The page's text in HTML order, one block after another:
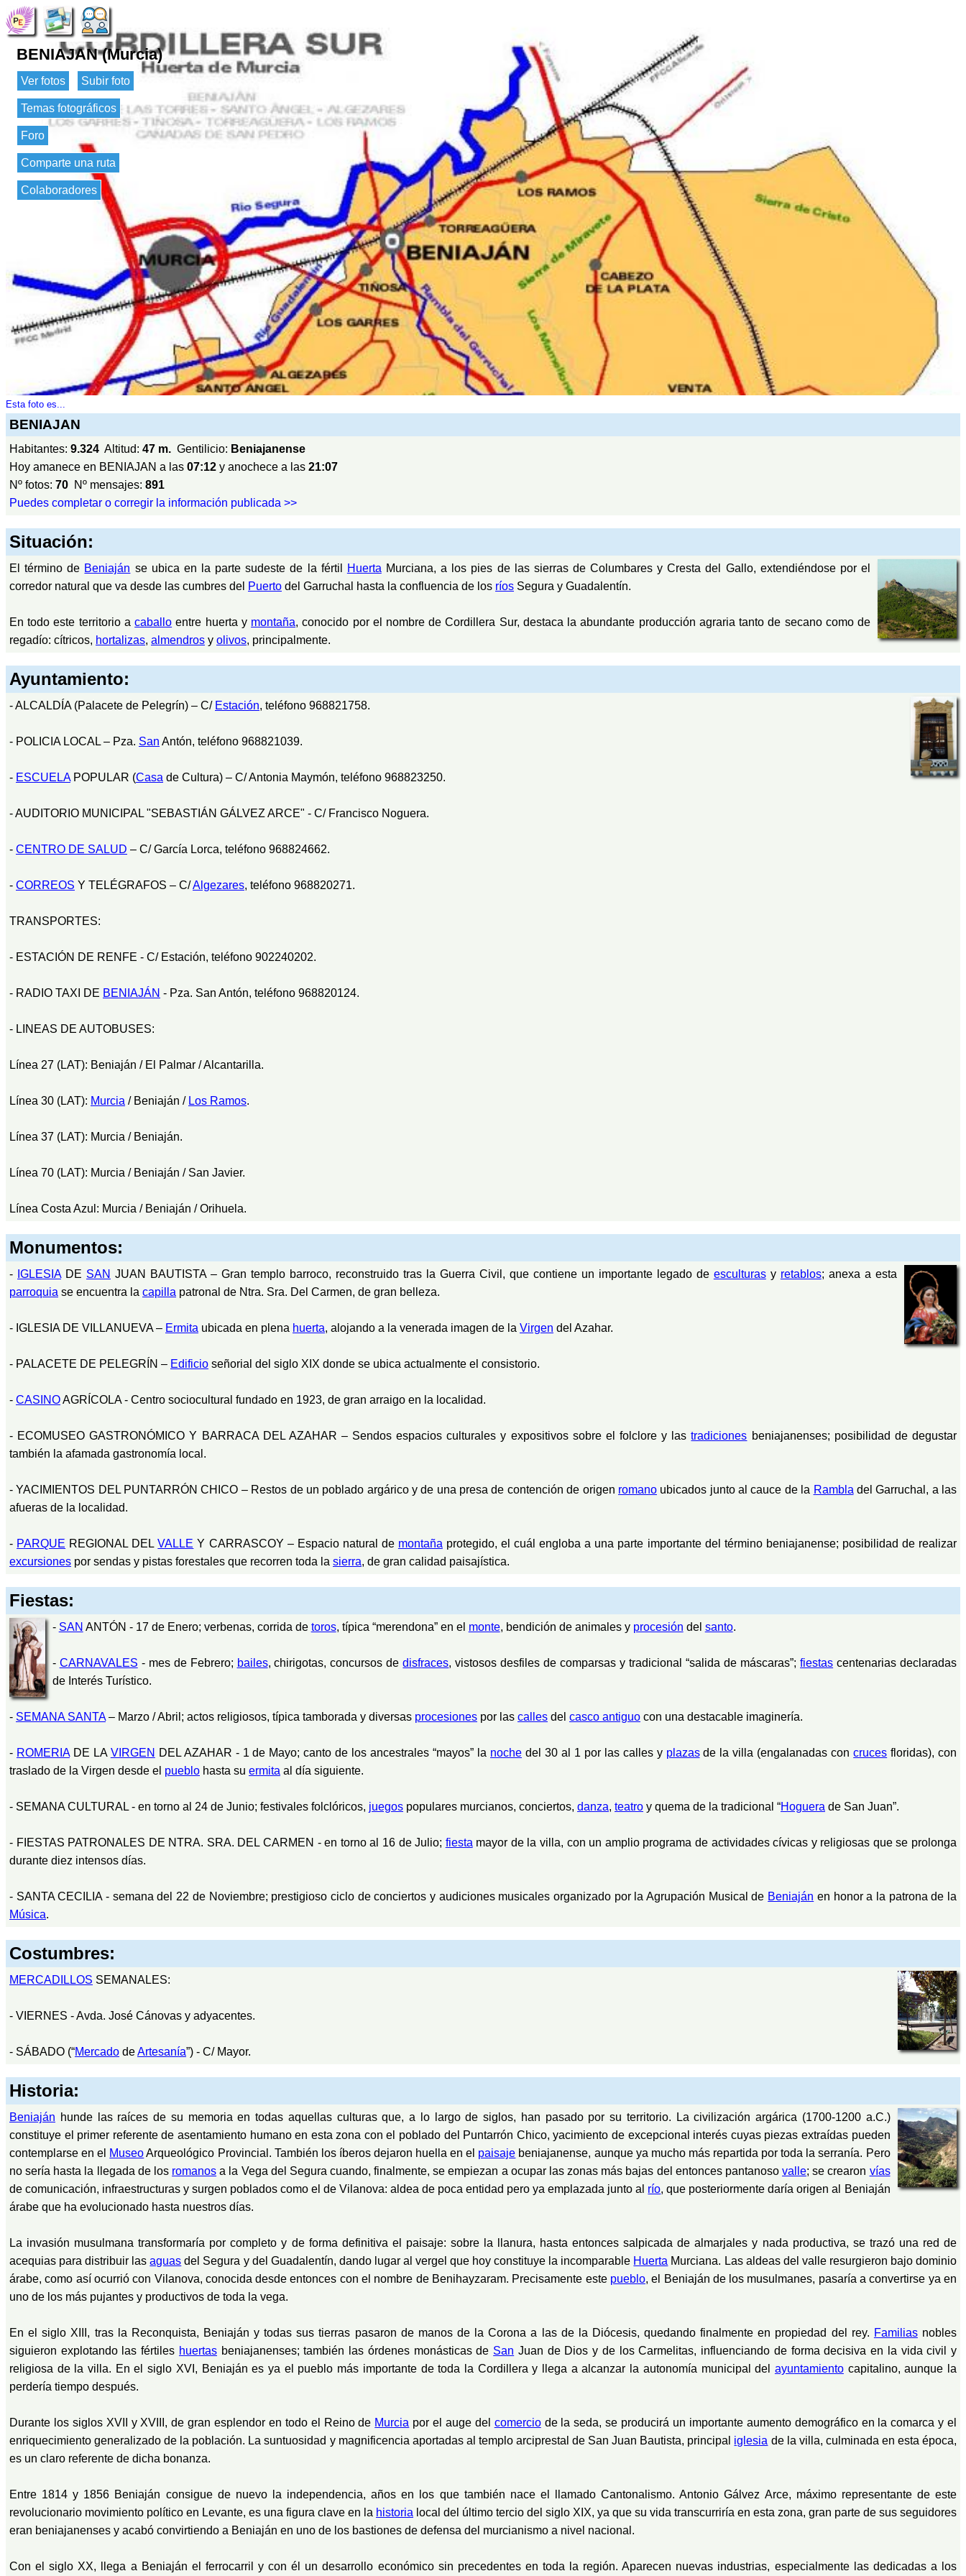
BENIAJAN (Murcia)
Ver fotos Subir foto
Temas fotográficos
Foro
Comparte una ruta
Colaboradores
Esta foto es...
BENIAJAN
Habitantes: 9.324 Altitud: 47 m. Gentilicio: Beniajanense
Hoy amanece en BENIAJAN a las 07:12 y anochece a las 21:07
Nº fotos: 70 Nº mensajes: 891
Puedes completar o corregir la información publicada >>
Situación:
El término de Beniaján se ubica en la parte sudeste de la fértil Huerta Murciana, a los pies de las sierras de Columbares y Cresta del Gallo, extendiéndose por el
corredor natural que va desde las cumbres del Puerto del Garruchal hasta la confluencia de los ríos Segura y Guadalentín.
En todo este territorio acaballo entre huerta y montaña, conocido por el nombre de Cordillera Sur, destaca la abundante producción agraria tanto de secano como de
regadío: cítricos, hortalizas, almendros y olivos, principalmente.
Ayuntamiento:
- ALCALDÍA (Palacete de Pelegrín) – C/ Estación, teléfono 968821758.
- POLICIA LOCAL – Pza. San Antón, teléfono 968821039.
- ESCUELAPOPULAR (Casa de Cultura) – C/ Antonia Maymón, teléfono 968823250.
- AUDITORIO MUNICIPAL "SEBASTIÁN GÁLVEZ ARCE" - C/ Francisco Noguera.
- CENTRO DE SALUD – C/ García Lorca, teléfono 968824662.
- CORREOS Y TELÉGRAFOS – C/Algezares, teléfono 968820271.
TRANSPORTES:
- ESTACIÓN DE RENFE - C/ Estación, teléfono 902240202.
- RADIO TAXI DE BENIAJÁN - Pza. San Antón, teléfono 968820124.
- LINEAS DE AUTOBUSES:
Línea 27 (LAT): Beniaján / El Palmar / Alcantarilla.
Línea 30 (LAT): Murcia / Beniaján / Los Ramos.
Línea 37 (LAT): Murcia / Beniaján.
Línea 70 (LAT): Murcia / Beniaján / San Javier.
Línea Costa Azul: Murcia / Beniaján / Orihuela.
Monumentos:
- IGLESIADE SAN JUAN BAUTISTA – Gran templo barroco, reconstruido tras la Guerra Civil, que contiene un importante legado de esculturasy retablos; anexa a esta
parroquia se encuentra la capilla patronal de Ntra. Sra. Del Carmen, de gran belleza.
- IGLESIA DE VILLANUEVA – Ermita ubicada en plena huerta, alojando a la venerada imagen de la Virgen del Azahar.
- PALACETE DE PELEGRÍN – Edificio señorial del siglo XIX donde se ubica actualmente el consistorio.
- CASINOAGRÍCOLA - Centro sociocultural fundado en 1923, de gran arraigo en la localidad.
- ECOMUSEO GASTRONÓMICO Y BARRACA DEL AZAHAR – Sendos espacios culturales y expositivos sobre el folclore y lastradiciones beniajanenses; posibilidad de degustar
también la afamada gastronomía local.
- YACIMIENTOS DEL PUNTARRÓN CHICO – Restos de un poblado argárico y de una presa de contención de origen romanoubicados junto al cauce de la Rambla del Garruchal, a las
afueras de la localidad.
- PARQUE REGIONAL DELVALLE Y CARRASCOY – Espacio natural de montaña protegido, el cuál engloba a una parte importante del término beniajanense; posibilidad de realizar
excursiones por sendas y pistas forestales que recorren toda la sierra, de gran calidad paisajística.
Fiestas:
- SAN ANTÓN - 17 de Enero; verbenas, corrida de toros, típica “merendona” en el monte, bendición de animales y procesión del santo.
- CARNAVALES - mes de Febrero; bailes, chirigotas, concursos dedisfraces, vistosos desfiles de comparsas y tradicional “salida de máscaras”;fiestas centenarias declaradas
de Interés Turístico.
- SEMANA SANTA– Marzo / Abril; actos religiosos, típica tamborada y diversas procesiones por las calles del casco antiguo con una destacable imaginería.
- ROMERIADE LA VIRGEN DEL AZAHAR - 1 de Mayo; canto de los ancestrales “mayos” la noche del 30 al 1 por las calles y plazasde la villa (engalanadas concruces floridas), con
traslado de la Virgen desde el pueblo hasta su ermita al día siguiente.
- SEMANA CULTURAL - en torno al 24 de Junio; festivales folclóricos, juegos populares murcianos, conciertos, danza, teatro y quema de la tradicional “Hoguera de San Juan”.
- FIESTAS PATRONALES DE NTRA. SRA. DEL CARMEN - en torno al 16 de Julio; fiesta mayor de la villa, con un amplio programa de actividades cívicas y religiosas que se prolonga
durante diez intensos días.
- SANTA CECILIA - semana del 22 de Noviembre; prestigioso ciclo de conciertos y audiciones musicales organizado por la Agrupación Musical de Beniaján en honor a la patrona de la
Música.
Costumbres:
MERCADILLOS SEMANALES:
- VIERNES - Avda. José Cánovas y adyacentes.
- SÁBADO (“Mercado deArtesanía”) - C/ Mayor.
Historia:
Beniaján hunde las raíces de su memoria en todas aquellas culturas que, a lo largo de siglos, han pasado por su territorio. La civilización argárica (1700-1200 a.C.)
constituye el primer referente de asentamiento humano en esta zona con el poblado del Puntarrón Chico, yacimiento de excepcional interés cuyas piezas extraídas pueden
contemplarse en el MuseoArqueológico Provincial. También los íberos dejaron huella en el paisaje beniajanense, aunque ya mucho más repartida por toda la serranía. Pero
no sería hasta la llegada de los romanos a la Vega del Segura cuando, finalmente, se empiezan a ocupar las zonas más bajas del entonces pantanosovalle; se crearon vías
de comunicación, infraestructuras y surgen poblados como el de Vilanova: aldea de poca entidad pero ya emplazada junto al río, que posteriormente daría origen al Beniaján
árabe que ha evolucionado hasta nuestros días.
La invasión musulmana transformaría por completo y de forma definitiva el paisaje: sobre la llanura, hasta entonces salpicada de almarjales y nada productiva, se trazó una red de
acequias para distribuir lasaguas del Segura y del Guadalentín, dando lugar al vergel que hoy constituye la incomparable Huerta Murciana. Las aldeas del valle resurgieron bajo dominio
árabe, como así ocurrió con Vilanova, conocida desde entonces con el nombre de Benihayzaram. Precisamente este pueblo, el Beniaján de los musulmanes, pasaría a convertirse ya en
uno de los más pujantes y productivos de toda la vega.
En el siglo XIII, tras la Reconquista, Beniaján y todas sus tierras pasaron de manos de la Corona a las de la Diócesis, quedando finalmente en propiedad del rey. Familiasnobles
siguieron explotando las fértiles huertasbeniajanenses; también las órdenes monásticas de San Juan de Dios y de los Carmelitas, influenciando de forma decisiva en la vida civil y
religiosa de la villa. En el siglo XVI, Beniaján es ya el pueblo más importante de toda la Cordillera y llega a alcanzar la autonomía municipal del ayuntamientocapitalino, aunque la
perdería tiempo después.
Durante los siglos XVII y XVIII, de gran esplendor en todo el Reino de Murcia por el auge del comerciode la seda, se producirá un importante aumento demográfico en la comarca y el
enriquecimiento generalizado de la población. La suntuosidad y magnificencia aportadas al templo arciprestal de San Juan Bautista, principal iglesia de la villa, culminada en esta época,
es un claro referente de dicha bonanza.
Entre 1814 y 1856 Beniaján consigue de nuevo la independencia, años en los que también nace el llamado Cantonalismo. Antonio Gálvez Arce, máximo representante de este
revolucionario movimiento político en Levante, es una figura clave en la historia local del último tercio del siglo XIX, ya que su vida transcurriría en esta zona, gran parte de sus seguidores
eran beniajanenses y acabó convirtiendo a Beniaján en uno de los bastiones de defensa del murcianismo a nivel nacional.
Con el siglo XX, llega a Beniaján el ferrocarril y con él un desarrollo económico sin precedentes en toda la región. Aparecen nuevas industrias, especialmente las dedicadas a los